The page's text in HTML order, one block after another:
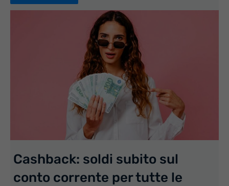
Cashback: soldi subito sul
conto corrente per tutte le